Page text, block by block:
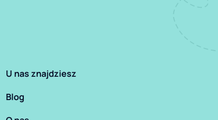
U nas znajdziesz
Blog